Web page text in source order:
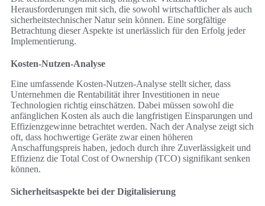
Herausforderungen mit sich, die sowohl wirtschaftlicher als auch
sicherheitstechnischer Natur sein können. Eine sorgfältige
Betrachtung dieser Aspekte ist unerlässlich für den Erfolg jeder
Implementierung.
Kosten-Nutzen-Analyse
Eine umfassende Kosten-Nutzen-Analyse stellt sicher, dass
Unternehmen die Rentabilität ihrer Investitionen in neue
Technologien richtig einschätzen. Dabei müssen sowohl die
anfänglichen Kosten als auch die langfristigen Einsparungen und
Effizienzgewinne betrachtet werden. Nach der Analyse zeigt sich
oft, dass hochwertige Geräte zwar einen höheren
Anschaffungspreis haben, jedoch durch ihre Zuverlässigkeit und
Effizienz die Total Cost of Ownership (TCO) signifikant senken
können.
Sicherheitsaspekte bei der Digitalisierung